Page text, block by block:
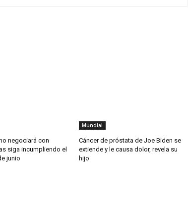
negociará con
siga incumpliendo el
junio
Mundial
Cáncer de próstata de Joe Biden se
extiende y le causa dolor, revela su
hijo